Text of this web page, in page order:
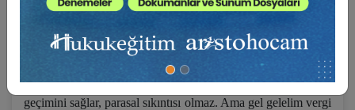
Ne olacak bu memleketin hali demiştim ya, elbette bu konuya
esirgemeyenlere şapka çıkarmak görevimizdir. Ama bu sözü
söylemeyi hiç de hak etmeyen o kadar çok insanımız var ki.
Kişi ticaret yapar, esnaf sınıfında yer alsa bile, kazanır,
geçimini sağlar, parasal sıkıntısı olmaz. Ama gel gelelim vergi